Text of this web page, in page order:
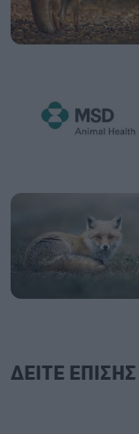
ΔΕΙΤΕ ΕΠΙΣΗΣ